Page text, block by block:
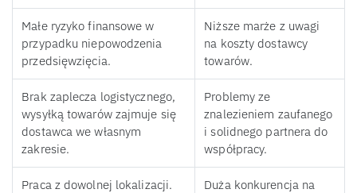
Małe ryzyko finansowe w
przypadku niepowodzenia
przedsięwzięcia.
Niższe marże z uwagi
na koszty dostawcy
towarów.
Brak zaplecza logistycznego,
wysyłką towarów zajmuje się
dostawca we własnym
zakresie.
Problemy ze
znalezieniem zaufanego
i solidnego partnera do
współpracy.
Praca z dowolnej lokalizacji.
Duża konkurencja na